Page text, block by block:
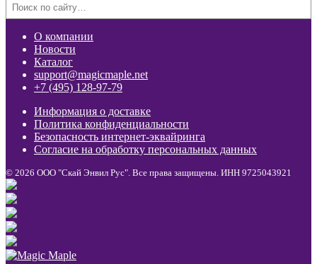
О компании
Новости
Каталог
support@magicmaple.net
+7 (495) 128-97-79
Информация о доставке
Политика конфиденциальности
Безопасность интернет-эквайринга
Согласие на обработку персональных данных
© 2026 ООО "Скай Энвил Рус". Все права защищены. ИНН 9725043921